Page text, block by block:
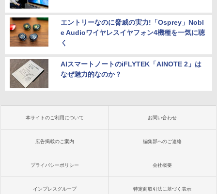
エントリーなのに脅威の実力!「Osprey」Nobl
e Audioワイヤレスイヤフォン4機種を一気に聴
く
AIスマートノートのiFLYTEK「AINOTE 2」は
なぜ魅力的なのか？
本サイトのご利用について お問い合わせ
広告掲載のご案内 編集部へのご連絡
プライバシーポリシー 会社概要
インプレスグループ 特定商取引法に基づく表示